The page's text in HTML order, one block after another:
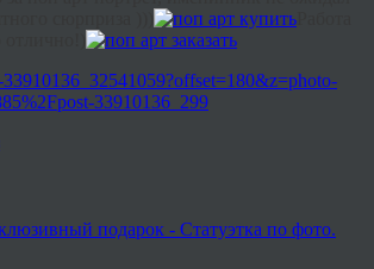
33910136_299
подарок - Статуэтка по фото.